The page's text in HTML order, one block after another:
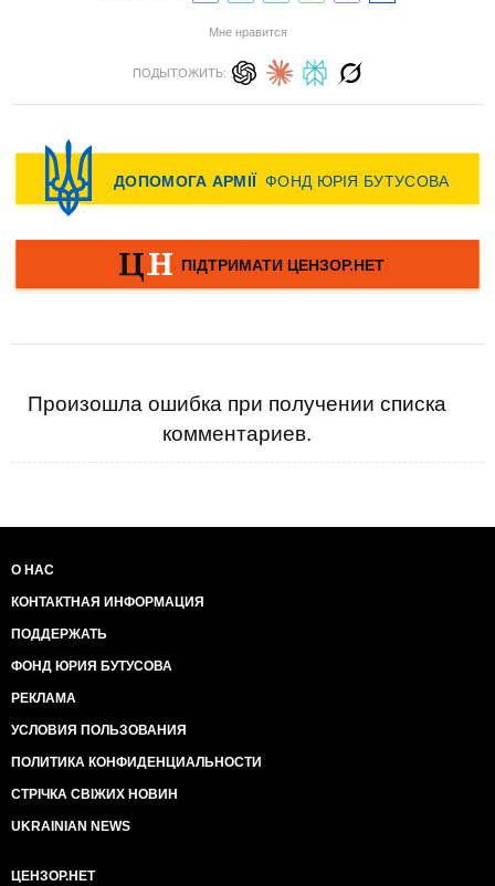
Мне нравится
ПОДЫТОЖИТЬ:
Произошла ошибка при получении списка
комментариев.
О НАС
КОНТАКТНАЯ ИНФОРМАЦИЯ
ПОДДЕРЖАТЬ
ФОНД ЮРИЯ БУТУСОВА
РЕКЛАМА
УСЛОВИЯ ПОЛЬЗОВАНИЯ
ПОЛИТИКА КОНФИДЕНЦИАЛЬНОСТИ
СТРІЧКА СВІЖИХ НОВИН
UKRAINIAN NEWS
ЦЕНЗОР.НЕТ